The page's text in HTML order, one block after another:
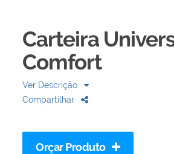
Carteira
Comfort
Ver Descrição
Compartilhar
Orçar Produto